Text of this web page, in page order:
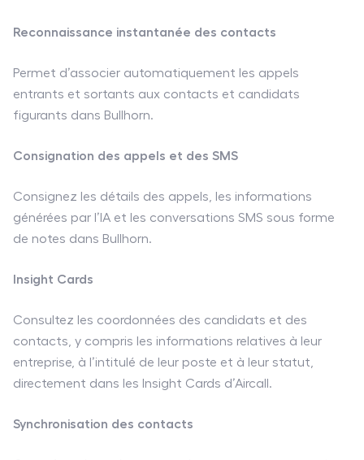
Reconnaissance instantanée des contacts
Permet d’associer automatiquement les appels
entrants et sortants aux contacts et candidats
figurants dans Bullhorn.
Consignation des appels et des SMS
Consignez les détails des appels, les informations
générées par l’IA et les conversations SMS sous forme
de notes dans Bullhorn.
Insight Cards
Consultez les coordonnées des candidats et des
contacts, y compris les informations relatives à leur
entreprise, à l’intitulé de leur poste et à leur statut,
directement dans les Insight Cards d’Aircall.
Synchronisation des contacts